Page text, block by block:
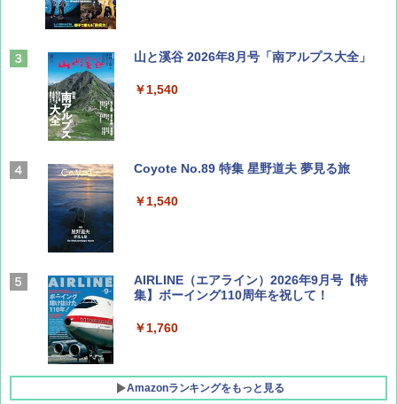
山と溪谷 2026年8月号「南アルプス大全」
￥1,540
Coyote No.89 特集 星野道夫 夢見る旅
￥1,540
AIRLINE（エアライン）2026年9月号【特
集】ボーイング110周年を祝して！
￥1,760
Amazonランキングをもっと見る